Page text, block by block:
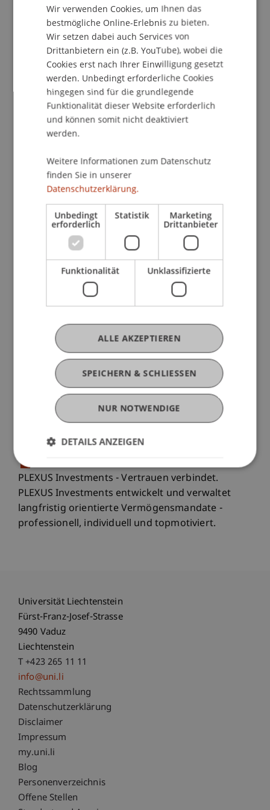
papers, an academic discussant for each, and
generous time for questions.Wednesday
afternooncovers ML in asset pricing and LLMs in
financial analysis.Thursday morning turns to
applied work and is additionally open to
practitioners with an academic background —
asset managers, researchers at financial
institutions, and quantitative analysts.
companion to the practitioner conference
organised annually by
thank PLEXUS and its founder
their generous support of the workshop and the
speakers' dinner.
The Program is now available.Further
information can be found under
"Downloads/Links".
6 May 2026, 12:30 PM - 6:30 PM
7 May 2026, 9:00 AM - 1:45 PM
Participation is free of charge for students and
employees of the University of Liechtenstein.
Our Partner
PLEXUS Investments - Vertrauen verbindet.
PLEXUS Investments entwickelt und verwaltet
langfristig orientierte Vermögensmandate -
professionell, individuell und topmotiviert.
Universität Liechtenstein
Fürst-Franz-Josef-Strasse
9490 Vaduz
Liechtenstein
T +423 265 11 11
info@uni.li
Fußzeile Rechtliche Hinweise
Rechtssammlung
Datenschutzerklärung
Disclaimer
Impressum
Fußzeile Subdomain-Verzeichnis
my.uni.li
Blog
Personenverzeichnis
Offene Stellen
Wir verwenden Cookies, um Ihnen das
bestmögliche Online-Erlebnis zu bieten.
Wir setzen dabei auch Services von
Drittanbietern ein (z.B. YouTube), wobei die
Cookies erst nach Ihrer Einwilligung gesetzt
werden. Unbedingt erforderliche Cookies
hingegen sind für die grundlegende
Funktionalität dieser Website erforderlich
und können somit nicht deaktiviert
werden.
Weitere Informationen zum Datenschutz
finden Sie in unserer
Datenschutzerklärung.
Unbedingt
erforderlich
Statistik Marketing
Drittanbieter
Funktionalität Unklassifizierte
SPEICHERN & SCHLIESSEN
ALLE AKZEPTIEREN
NUR NOTWENDIGE
DETAILS ANZEIGEN